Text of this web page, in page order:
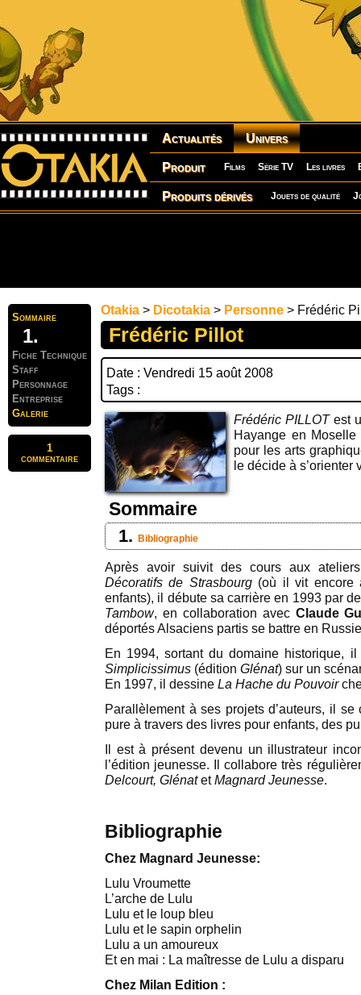
Actualités Univers
Produit Films Série TV Les livres
Produits dérivés Jouets de qualité
Sommaire
Fiche Technique
Staff
Personnage
Entreprise
Galerie
1
commentaire
Otakia > Dicotakia > Personne > Frédéric
Frédéric Pillot
Date : Vendredi 15 août 2008
Tags :
Frédéric PILLOTest
Hayange en
pour les arts
le décide à s’orienter
Sommaire
Bibliographie
Après avoir suivit des cours aux
Décoratifs de Strasbourg(où il vit encore
enfants), il débute sa carrière en 1993 par
Tambow, en collaboration avec Claude
déportés Alsaciens partis se battre en
En 1994, sortant du domaine historique,
Simplicissimus (édition Glénat) sur un
En 1997, il dessine La Hache du Pouvoir
Parallèlement à ses projets d’auteurs, il se
pure à travers des livres pour enfants, des
Il est à présent devenu un illustrateur
l’édition jeunesse. Il collabore très
Delcourt, GlénatetMagnard Jeunesse.
Bibliographie
Chez Magnard Jeunesse:
Lulu Vroumette
L’arche de Lulu
Lulu et le loup bleu
Lulu et le sapin orphelin
Lulu a un amoureux
Et en mai : La maîtresse de Lulu a disparu
Chez Milan Edition :